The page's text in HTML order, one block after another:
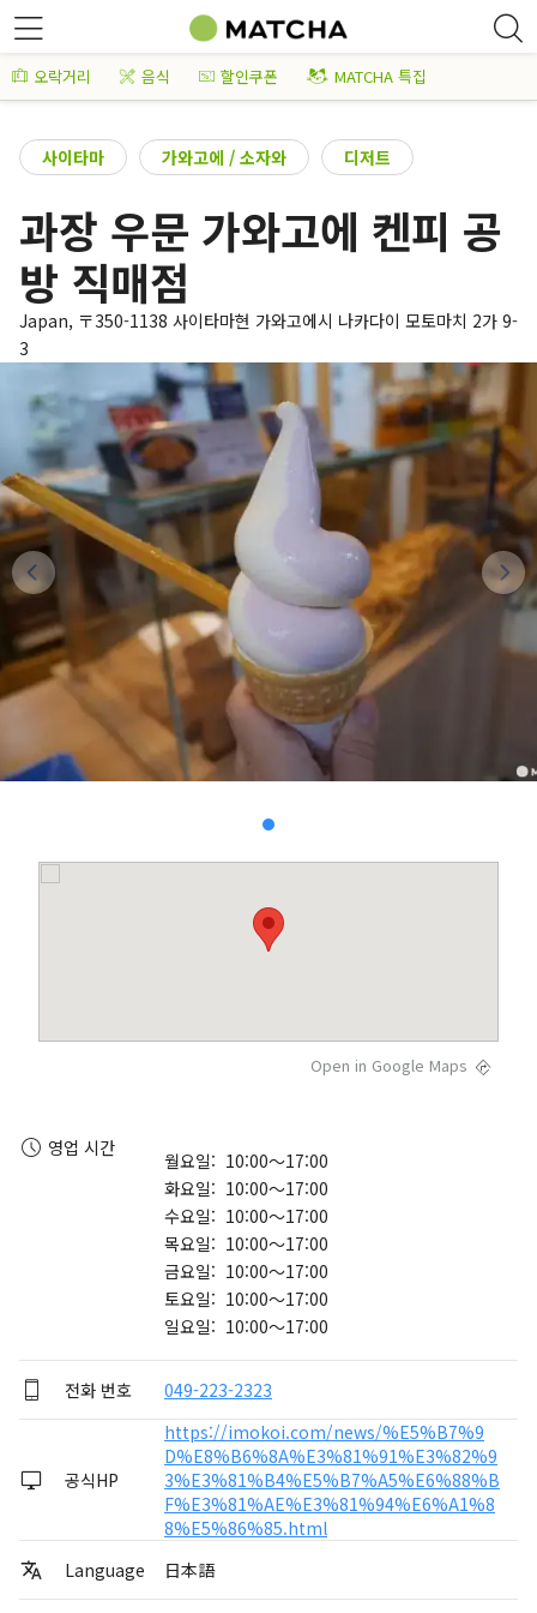
오락거리 음식 할인쿠폰 MATCHA 특집
사이타마 가와고에 / 소자와 디저트
과장 우문 가와고에 켄피 공
방 직매점
Japan, 〒350-1138 사이타마현 가와고에시 나카다이 모토마치 2가 9-
3
Open in Google Maps
영업 시간
월요일: 10:00～17:00
화요일: 10:00～17:00
수요일: 10:00～17:00
목요일: 10:00～17:00
금요일: 10:00～17:00
토요일: 10:00～17:00
일요일: 10:00～17:00
전화 번호 049-223-2323
공식HP
https://imokoi.com/news/%E5%B7%9
D%E8%B6%8A%E3%81%91%E3%82%9
3%E3%81%B4%E5%B7%A5%E6%88%B
F%E3%81%AE%E3%81%94%E6%A1%8
8%E5%86%85.html
Language
日本語